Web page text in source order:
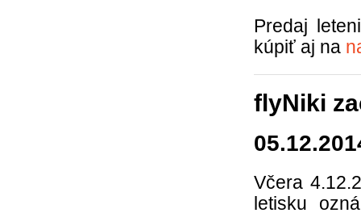
Predaj
kúpiť aj na
flyNiki
Včera
letisku